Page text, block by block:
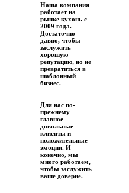
Наша компания
работает на
рынке кухонь с
2009 года.
Достаточно
давно, чтобы
заслужить
хорошую
репутацию, но не
превратиться в
шаблонный
бизнес.
Для нас по-
прежнему
главное –
довольные
клиенты и
положительные
эмоции. И
конечно, мы
много работаем,
чтобы заслужить
ваше доверие.